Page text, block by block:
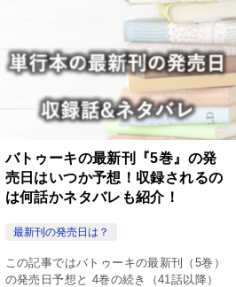
バトゥーキの最新刊『5巻』の発
売日はいつか予想！収録されるの
は何話かネタバレも紹介！
最新刊の発売日は？
この記事ではバトゥーキの最新刊（5巻）
の発売日予想と 4巻の続き（41話以降）